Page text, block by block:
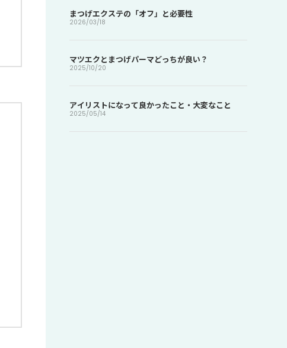
まつげエクステの「オフ」と必要性
2026/03/18
マツエクとまつげパーマどっちが良い？
2025/10/20
アイリストになって良かったこと・大変なこと
2025/05/14